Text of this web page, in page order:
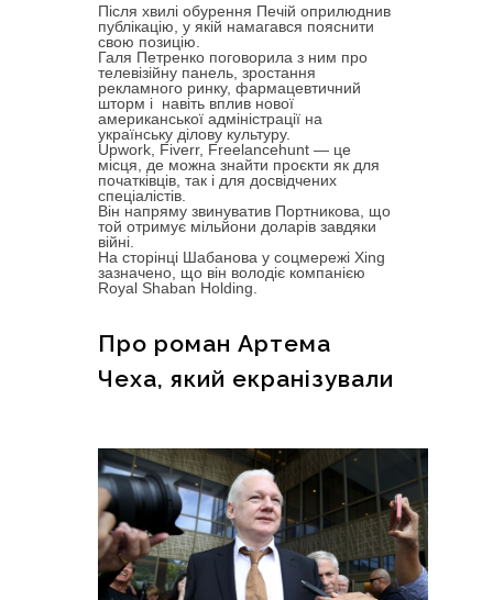
Після хвилі обурення Печій оприлюднив
публікацію, у якій намагався пояснити
свою позицію.
Галя Петренко поговорила з ним про
телевізійну панель, зростання
рекламного ринку, фармацевтичний
шторм і навіть вплив нової
американської адміністрації на
українську ділову культуру.
Upwork, Fiverr, Freelancehunt — це
місця, де можна знайти проєкти як для
початківців, так і для досвідчених
спеціалістів.
Він напряму звинуватив Портникова, що
той отримує мільйони доларів завдяки
війні.
На сторінці Шабанова у соцмережі Xing
зазначено, що він володіє компанією
Royal Shaban Holding.
Про роман Артема
Чеха, який екранізували